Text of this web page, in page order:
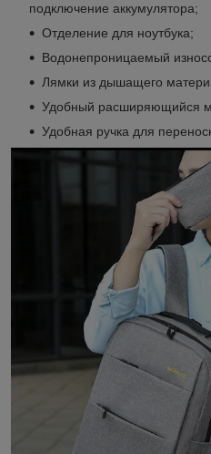
подключение аккумулятора;
Отделение для ноутбука;
Водонепроницаемый
Лямки из дышащего
Удобный расширяющийся
Удобная ручка для